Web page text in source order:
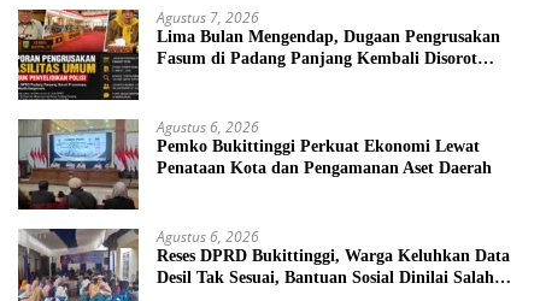
Agustus 7, 2026
Lima Bulan Mengendap, Dugaan Pengrusakan
Fasum di Padang Panjang Kembali Disorot
Agustus 6, 2026
Pemko Bukittinggi Perkuat Ekonomi Lewat
Penataan Kota dan Pengamanan Aset Daerah
Agustus 6, 2026
Reses DPRD Bukittinggi, Warga Keluhkan Data
Desil Tak Sesuai, Bantuan Sosial Dinilai Salah